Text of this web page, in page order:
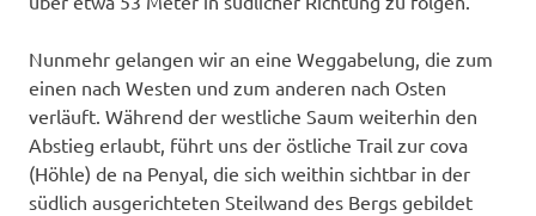
Nunmehr gelangen wir an eine Weggabelung, die zum
einen nach Westen und zum anderen nach Osten
verläuft. Während der westliche Saum weiterhin den
Abstieg erlaubt, führt uns der östliche Trail zur cova
(Höhle) de na Penyal, die sich weithin sichtbar in der
südlich ausgerichteten Steilwand des Bergs gebildet